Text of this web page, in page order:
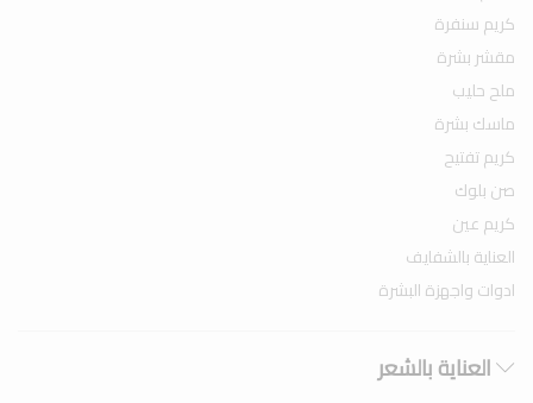
كريم سنفرة
مقشر بشرة
ملح حليب
ماسك بشرة
كريم تفتيح
صن بلوك
كريم عين
العناية بالشفايف
ادوات واجهزة البشرة
العناية بالشعر